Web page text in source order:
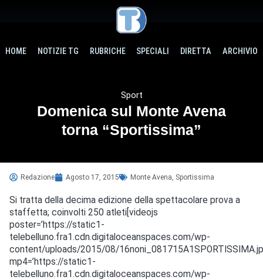
HOME NOTIZIE TG RUBRICHE SPECIALI DIRETTA ARCHIVIO
Sport
Domenica sul Monte Avena
torna “Sportissima”
Redazione Agosto 17, 2015 Monte Avena Sportissima
Si tratta della decima edizione della spettacolare prova a
staffetta; coinvolti 250 atleti[videojs
poster=’https://static1-
telebelluno.fra1.cdn.digitaloceanspaces.com/wp-
content/uploads/2015/08/
mp4=’https://static1-
telebelluno.fra1.cdn.digitaloceanspaces.com/wp-